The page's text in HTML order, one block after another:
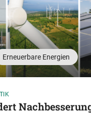
Erneuerbare Energien